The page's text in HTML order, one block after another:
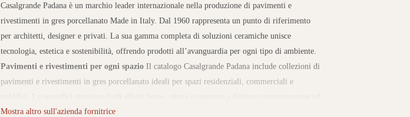
Casalgrande Padana è un marchio leader internazionale nella produzione di pavimenti e
rivestimenti in gres porcellanato Made in Italy. Dal 1960 rappresenta un punto di riferimento
per architetti, designer e privati. La sua gamma completa di soluzioni ceramiche unisce
tecnologia, estetica e sostenibilità, offrendo prodotti all’avanguardia per ogni tipo di ambiente.
Pavimenti e rivestimenti per ogni spazioIl catalogo Casalgrande Padana include collezioni di
pavimenti e rivestimenti in gres porcellanato ideali per spazi residenziali, commerciali e
eleganti, perfette per progetti d’interni e outdoor. Ogni collezione garantisce versatilità
Mostra altro sull'azienda fornitrice